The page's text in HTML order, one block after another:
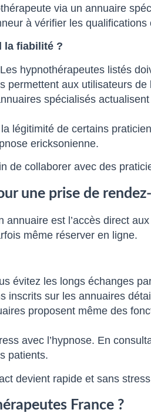
via un annuaire
à vérifier les
la fiabilité ?
Les hypnothérapeutes listés
permettent aux utilisateurs
spécialisés
légitimité de certains
ericksonienne.
de collaborer avec des
une prise de
annuaire est l’accès direct
même réserver en ligne.
évitez les longs échanges
inscrits sur les annuaires
proposent même des
avec l’hypnose. En
patients.
devient rapide et sans
France ?